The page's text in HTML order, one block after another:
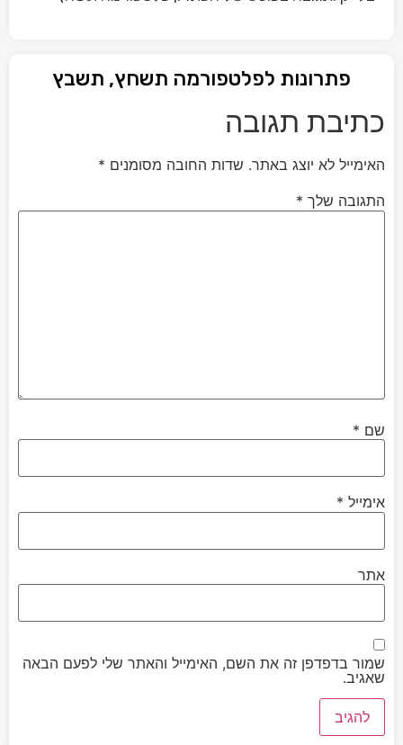
פתרונות לפלטפורמה תשחץ, תשבץ
כתיבת תגובה
האימייל לא יוצג באתר. שדות החובה מסומנים *
התגובה שלך *
שם *
אימייל *
אתר
שמור בדפדפן זה את השם, האימייל והאתר שלי לפעם הבאה
שאגיב.